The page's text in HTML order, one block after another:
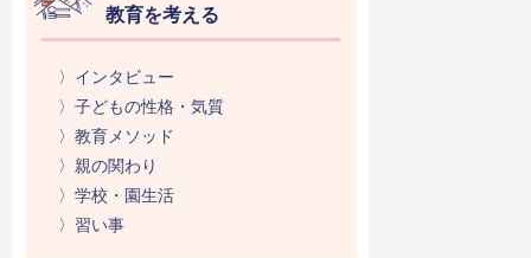
教育を考える
〉インタビュー
〉子どもの性格・気質
〉教育メソッド
〉親の関わり
〉学校・園生活
〉習い事